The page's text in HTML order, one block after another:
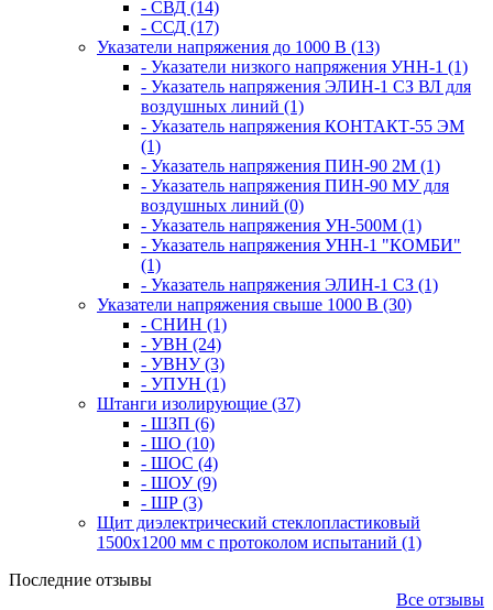
- СВД (14)
- ССД (17)
Указатели напряжения до 1000 В (13)
- Указатели низкого напряжения УНН-1 (1)
- Указатель напряжения ЭЛИН-1 СЗ ВЛ для
воздушных линий (1)
- Указатель напряжения КОНТАКТ-55 ЭМ
(1)
- Указатель напряжения ПИН-90 2М (1)
- Указатель напряжения ПИН-90 МУ для
воздушных линий (0)
- Указатель напряжения УН-500М (1)
- Указатель напряжения УНН-1 "КОМБИ"
(1)
- Указатель напряжения ЭЛИН-1 СЗ (1)
Указатели напряжения свыше 1000 В (30)
- СНИН (1)
- УВН (24)
- УВНУ (3)
- УПУН (1)
Штанги изолирующие (37)
- ШЗП (6)
- ШО (10)
- ШОС (4)
- ШОУ (9)
- ШР (3)
Щит диэлектрический стеклопластиковый
1500х1200 мм с протоколом испытаний (1)
Последние отзывы
Все отзывы